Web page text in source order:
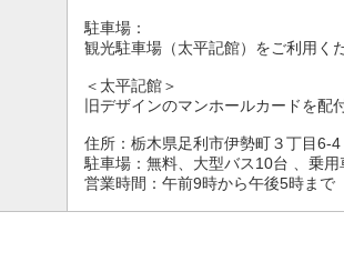
駐車場：
観光駐車場（太平記館）をご利用く
＜太平記館＞
旧デザインのマンホールカードを配
住所：栃木県足利市伊勢町３丁目6-4
駐車場：無料、大型バス10台 、乗用
営業時間：午前9時から午後5時まで